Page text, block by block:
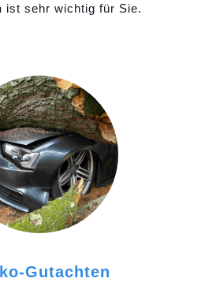
ist sehr wichtig für Sie.
Gutachten